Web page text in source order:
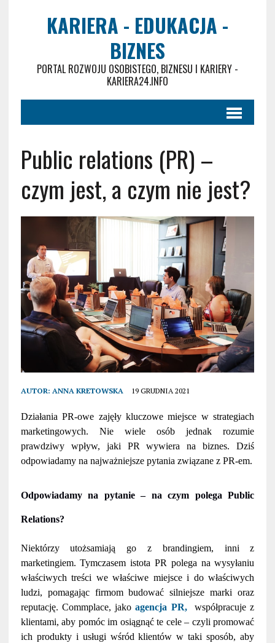
KARIERA - EDUKACJA -
BIZNES
PORTAL ROZWOJU OSOBISTEGO, BIZNESU I KARIERY -
KARIERA24.INFO
Public relations (PR) –
czym jest, a czym nie jest?
AUTOR: ANNA KRETOWSKA 19 GRUDNIA 2021
Działania PR-owe zajęły kluczowe miejsce w strategiach
marketingowych. Nie wiele osób jednak rozumie
prawdziwy wpływ, jaki PR wywiera na biznes. Dziś
odpowiadamy na najważniejsze pytania związane z PR-em.
Odpowiadamy na pytanie – na czym polega Public
Relations?
Niektórzy utożsamiają go z brandingiem, inni z
marketingiem. Tymczasem istota PR polega nawysyłaniu
właściwych treści we właściwe miejsce i do właściwych
ludzi, pomagając firmom budować silniejsze marki oraz
reputację. Commplace, jakoagencja PR,
współpracuje z
klientami, aby pomóc im osiągnąć te cele – czyli promować
ich produkty i usługi wśród klientów w taki sposób, aby